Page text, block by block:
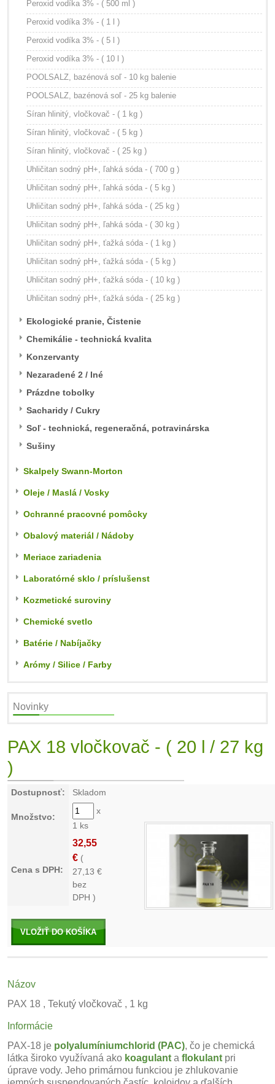
Peroxid vodíka 3% - ( 500 ml )
Peroxid vodíka 3% - ( 1 l )
Peroxid vodíka 3% - ( 5 l )
Peroxid vodíka 3% - ( 10 l )
POOLSALZ, bazénová soľ - 10 kg balenie
POOLSALZ, bazénová soľ - 25 kg balenie
Síran hlinitý, vločkovač - ( 1 kg )
Síran hlinitý, vločkovač - ( 5 kg )
Síran hlinitý, vločkovač - ( 25 kg )
Uhličitan sodný pH+, ľahká sóda - ( 700 g )
Uhličitan sodný pH+, ľahká sóda - ( 5 kg )
Uhličitan sodný pH+, ľahká sóda - ( 25 kg )
Uhličitan sodný pH+, ľahká sóda - ( 30 kg )
Uhličitan sodný pH+, ťažká sóda - ( 1 kg )
Uhličitan sodný pH+, ťažká sóda - ( 5 kg )
Uhličitan sodný pH+, ťažká sóda - ( 10 kg )
Uhličitan sodný pH+, ťažká sóda - ( 25 kg )
Ekologické pranie, Čistenie
Chemikálie - technická kvalita
Konzervanty
Nezaradené 2 / Iné
Prázdne tobolky
Sacharidy / Cukry
Soľ - technická, regeneračná, potravinárska
Sušiny
Skalpely Swann-Morton
Oleje / Maslá / Vosky
Ochranné pracovné pomôcky
Obalový materiál / Nádoby
Meriace zariadenia
Laboratórné sklo / príslušenst
Kozmetické suroviny
Chemické svetlo
Batérie / Nabíjačky
Arómy / Silice / Farby
Novinky
PAX 18 vločkovač - ( 20 l / 27 kg
)
Dostupnosť: Skladom
Množstvo:
x
1 ks
Cena s DPH:
32,55
€ (
27,13 €
bez
DPH )
VLOŽIŤ DO KOŠÍKA
Názov
PAX 18 , Tekutý vločkovač , 1 kg
Informácie
PAX-18 je polyalumíniumchlorid (PAC), čo je chemická
látka široko využívaná ako koagulant a flokulant pri
úprave vody. Jeho primárnou funkciou je zhlukovanie